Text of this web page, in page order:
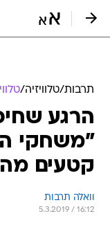
תרבות/טלוויזיה/
הרגע
"משחקי
קטעים
וואלה תרבות
5.3.2019 / 16:12